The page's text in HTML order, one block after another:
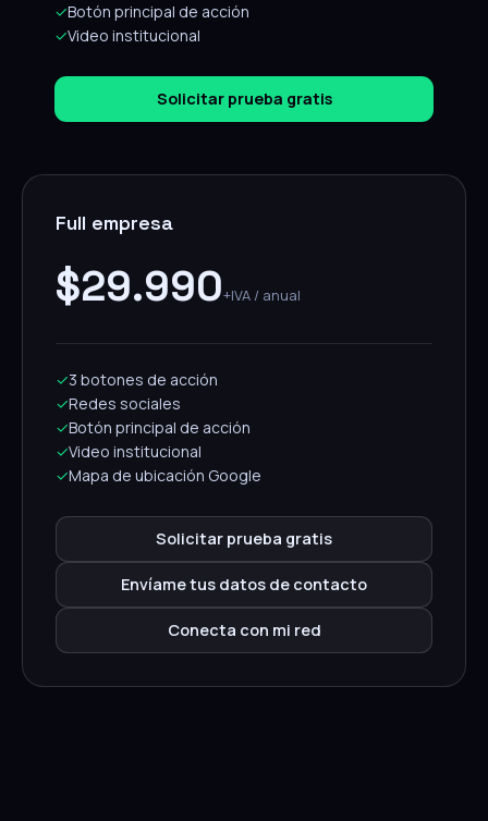
✓Botón principal de acción
✓Video institucional
Solicitar prueba gratis
Full empresa
$29.990+IVA / anual
✓3 botones de acción
✓Redes sociales
✓Botón principal de acción
✓Video institucional
✓Mapa de ubicación Google
Solicitar prueba gratis
Envíame tus datos de contacto
Conecta con mi red